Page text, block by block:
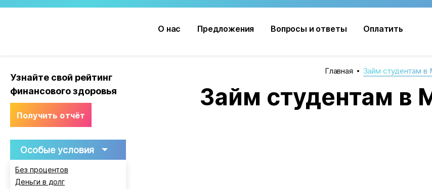
О нас Предложения Вопросы и ответы Оплатить
Главная Займ студентам в
Займ студентам в
Узнайте свой рейтинг
финансового здоровья
Получить отчёт
Особые условия
Без процентов
Деньги в долг